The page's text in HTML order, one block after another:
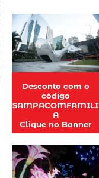
Desconto com o
código
SAMPACOMFAMILI
A
Clique no Banner